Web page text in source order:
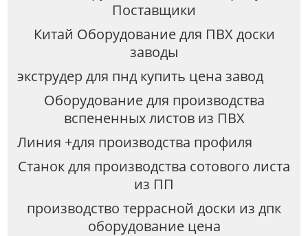
Поставщики
Китай Оборудование для ПВХ доски
заводы
экструдер для пнд купить цена завод
Оборудование для производства
вспененных листов из ПВХ
Линия +для производства профиля
Станок для производства сотового листа
из ПП
производство террасной доски из дпк
оборудование цена